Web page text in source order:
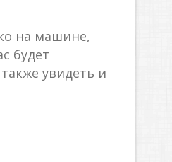
на машине,
будет
увидеть и